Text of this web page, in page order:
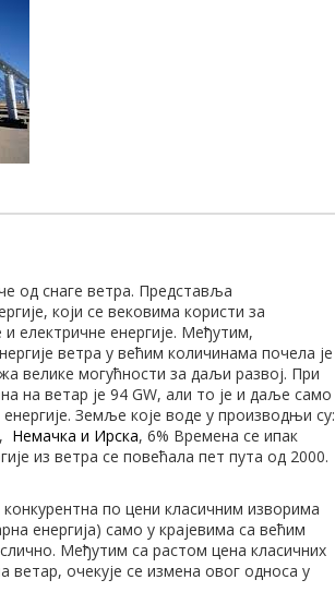
од снаге ветра. Представља
који се вековима користи за
електричне енергије. Међутим,
ветра у већим количинама почела је
велике могућности за даљи развој. При
на ветар је 94 GW, али то је и даље само
Земље које воде у производњи су:
Немачка и Ирска, 6% Времена се ипак
из ветра се повећала пет пута од 2000.
по цени класичним изворима
енергија) само у крајевима са већим
Међутим са растом цена класичних
ветар, очекује се измена овог односа у